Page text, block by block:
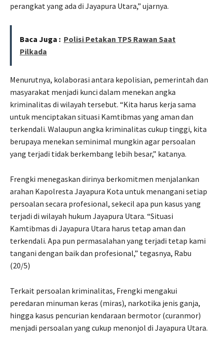
perangkat yang ada di Jayapura Utara,” ujarnya.
Baca Juga : Polisi Petakan TPS Rawan Saat
Pilkada
Menurutnya, kolaborasi antara kepolisian, pemerintah dan
masyarakat menjadi kunci dalam menekan angka
kriminalitas di wilayah tersebut. “Kita harus kerja sama
untuk menciptakan situasi Kamtibmas yang aman dan
terkendali. Walaupun angka kriminalitas cukup tinggi, kita
berupaya menekan seminimal mungkin agar persoalan
yang terjadi tidak berkembang lebih besar,” katanya.
Frengki menegaskan dirinya berkomitmen menjalankan
arahan Kapolresta Jayapura Kota untuk menangani setiap
persoalan secara profesional, sekecil apa pun kasus yang
terjadi di wilayah hukum Jayapura Utara. “Situasi
Kamtibmas di Jayapura Utara harus tetap aman dan
terkendali. Apa pun permasalahan yang terjadi tetap kami
tangani dengan baik dan profesional,” tegasnya, Rabu
(20/5)
Terkait persoalan kriminalitas, Frengki mengakui
peredaran minuman keras (miras), narkotika jenis ganja,
hingga kasus pencurian kendaraan bermotor (curanmor)
menjadi persoalan yang cukup menonjol di Jayapura Utara.